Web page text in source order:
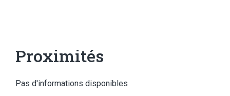
Proximités
Pas d'informations disponibles